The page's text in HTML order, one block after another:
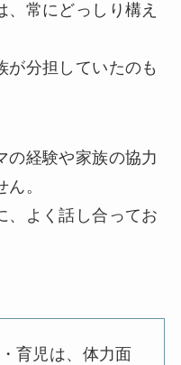
常にどっしり構え
が分担していたのも
の経験や家族の協力
。
、よく話し合ってお
育児は、体力面